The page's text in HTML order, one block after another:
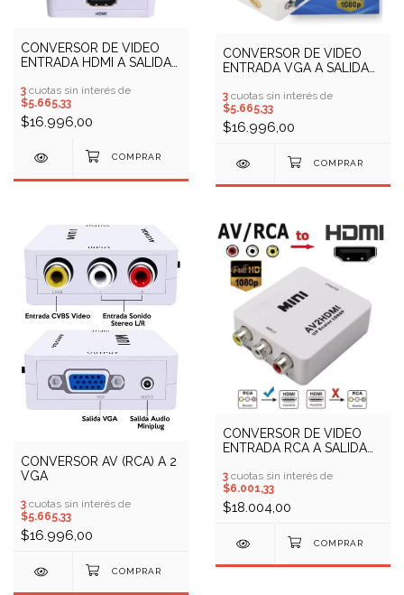
CONVERSOR DE VIDEO
ENTRADA HDMI A SALIDA
3 cuotas sin interés de
$5.665,33
$16.996,00
CONVERSOR DE VIDEO
ENTRADA VGA A SALIDA
3 cuotas sin interés de
$5.665,33
$16.996,00
CONVERSOR AV (RCA) A 2
VGA
3 cuotas sin interés de
$5.665,33
$16.996,00
CONVERSOR DE VIDEO
ENTRADA RCA A SALIDA
3 cuotas sin interés de
$6.001,33
$18.004,00